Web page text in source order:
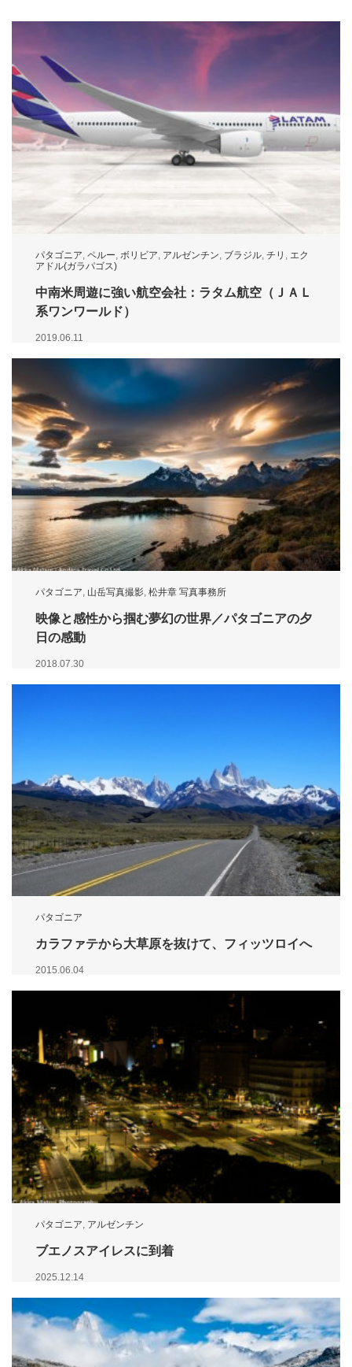
パタゴニア, ペルー, ボリビア, アルゼンチン, ブラジル, チリ , エク
アドル(ガラパゴス)
中南米周遊に強い航空会社：ラタム航空（ＪＡＬ
系ワンワールド）
2019.06.11
パタゴニア 山岳写真撮影 松井章 写真事務所
映像と感性から掴む夢幻の世界／パタゴニアの夕
日の感動
2018.07.30
パタゴニア
カラファテから大草原を抜けて、フィッツロイへ
2015.06.04
パタゴニア, アルゼンチン
ブエノスアイレスに到着
2025.12.14